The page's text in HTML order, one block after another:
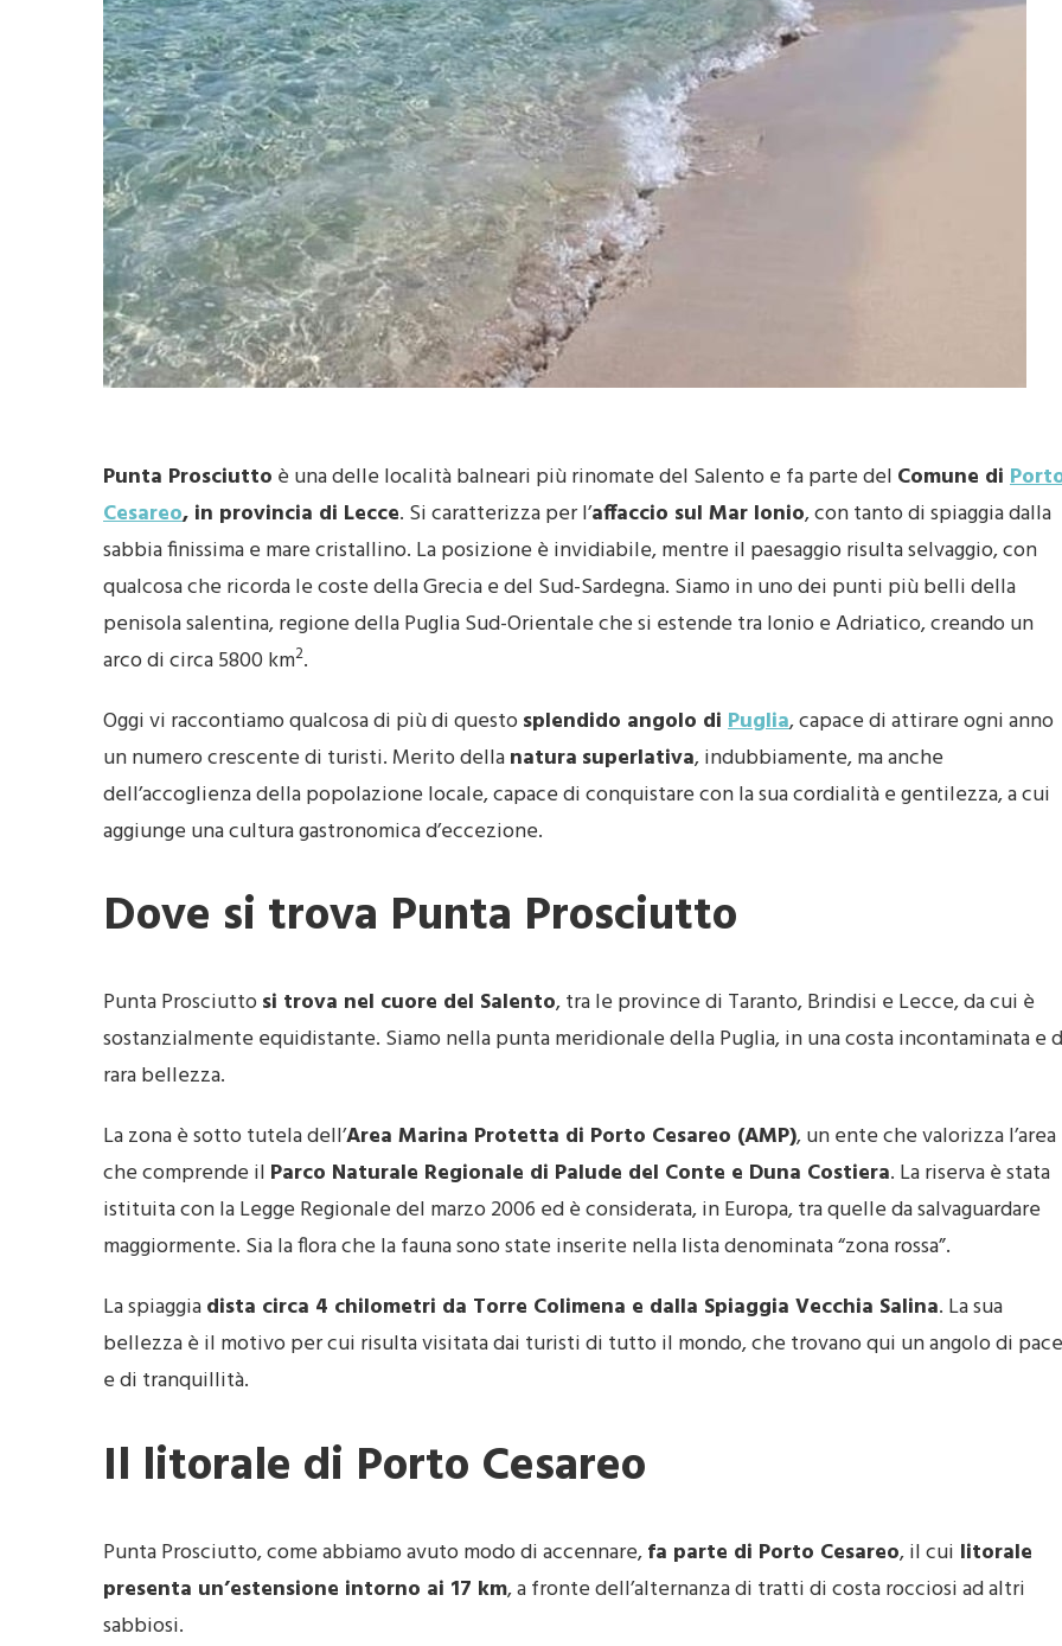
Punta Prosciutto è una delle località balneari più rinomate del Salento e fa parte del Comune di
Cesareo, in provincia di Lecce. Si caratterizza per l’affaccio sul Mar Ionio, con tanto di spiaggia dalla
sabbia finissima e mare cristallino. La posizione è invidiabile, mentre il paesaggio risulta selvaggio, con
qualcosa che ricorda le coste della Grecia e del Sud-Sardegna. Siamo in uno dei punti più belli della
penisola salentina, regione della Puglia Sud-Orientale che si estende tra Ionio e Adriatico, creando un
arco di circa 5800 km2.
Oggi vi raccontiamo qualcosa di più di questosplendido angolo di Puglia, capace di attirare ogni anno
un numero crescente di turisti. Merito dellanatura superlativa, indubbiamente, ma anche
dell’accoglienza della popolazione locale, capace di conquistare con la sua cordialità e gentilezza, a cui
aggiunge una cultura gastronomica d’eccezione.
Dove si trova Punta Prosciutto
Punta Prosciuttosi trova nel cuore del Salento, tra le province di Taranto, Brindisi e Lecce, da cui è
sostanzialmente equidistante. Siamo nella punta meridionale della Puglia, in una costa incontaminata e
rara bellezza.
La zona è sotto tutela dell’Area Marina Protetta di Porto Cesareo (AMP), un ente che valorizza l’area
che comprende il Parco Naturale Regionale di Palude del Conte e Duna Costiera. La riserva è stata
istituita con la Legge Regionale del marzo 2006 ed è considerata, in Europa, tra quelle da salvaguardare
maggiormente. Sia la flora che la fauna sono state inserite nella lista denominata “zona rossa”.
La spiaggiadista circa 4 chilometri da Torre Colimena e dalla Spiaggia Vecchia Salina. La sua
bellezza è il motivo per cui risulta visitata dai turisti di tutto il mondo, che trovano qui un angolo di pace
e di tranquillità.
Il litorale di Porto Cesareo
Punta Prosciutto, come abbiamo avuto modo di accennare,fa parte di Porto Cesareo, il cui litorale
presenta un’estensione intorno ai 17 km, a fronte dell’alternanza di tratti di costa rocciosi ad altri
sabbiosi.